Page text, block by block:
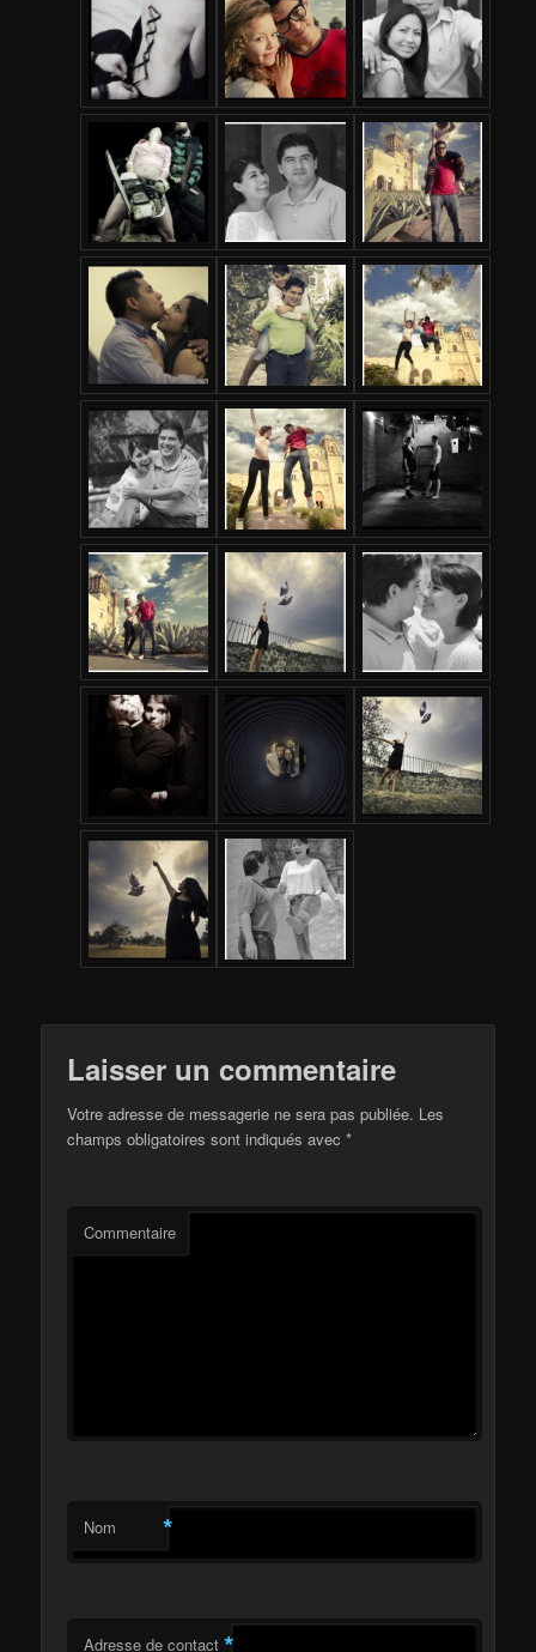
Laisser un commentaire
Votre adresse de messagerie ne sera pas publiée. Les
champs obligatoires sont indiqués avec*
Commentaire
Nom *
Adresse de contact